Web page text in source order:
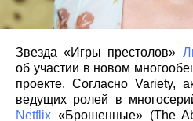
Звезда «Игры престолов»
об участии в новом
проекте. Согласно Variety,
ведущих ролей в
Netflix «Брошенные» (The